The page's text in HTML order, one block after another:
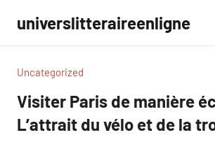
contenu
universlitteraireenligne
Uncategorized
Visiter Paris de manière
L’attrait du vélo et de la